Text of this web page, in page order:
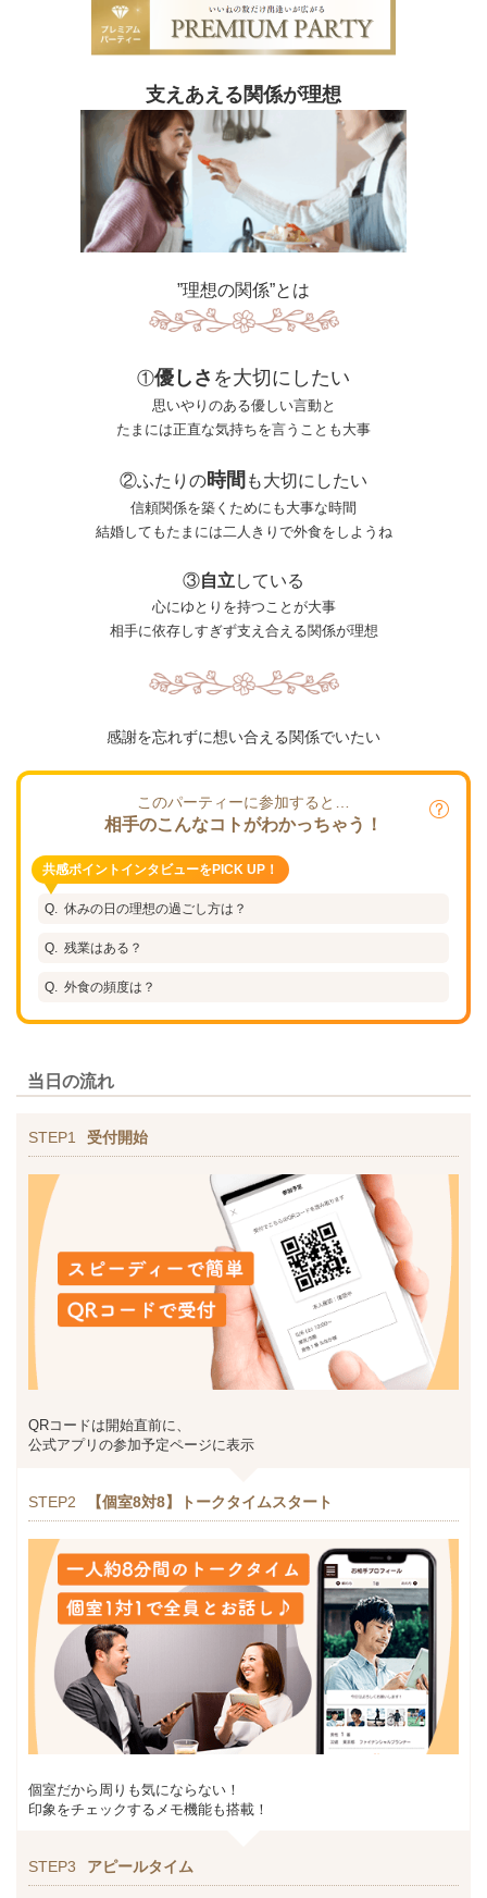
支えあえる関係が理想
”理想の関係”とは
①優しさ を大切にしたい
思いやりのある優しい言動と
たまには正直な気持ちを言うことも大事
②ふたりの時間 も大切にしたい
信頼関係を築くためにも大事な時間
結婚してもたまには二人きりで外食をしようね
③自立 している
心にゆとりを持つことが大事
相手に依存しすぎず支え合える関係が理想
感謝を忘れずに想い合える関係でいたい
このパーティーに参加すると…
相手のこんなコトがわかっちゃう！
共感ポイントインタビューをPICK UP！
休みの日の理想の過ごし方は？
残業はある？
外食の頻度は？
当日の流れ
STEP1 受付開始
QRコードは開始直前に、
公式アプリの参加予定ページに表示
STEP2 【個室8対8】トークタイムスタート
個室だから周りも気にならない！
印象をチェックするメモ機能も搭載！
STEP3 アピールタイム